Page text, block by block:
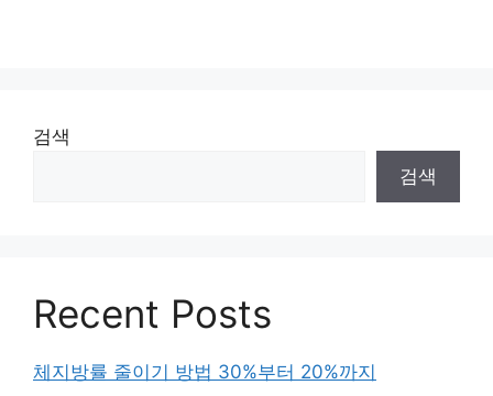
검색
검색
Recent Posts
체지방률 줄이기 방법 30%부터 20%까지